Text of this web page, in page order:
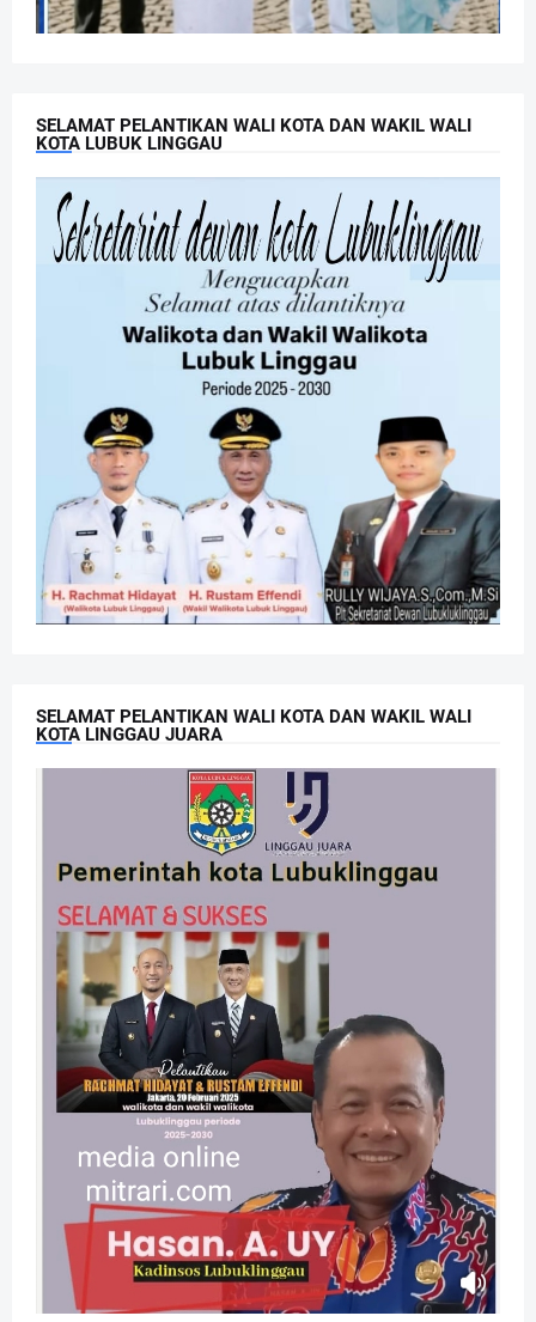
SELAMAT PELANTIKAN WALI KOTA DAN WAKIL WALI
KOTA LUBUK LINGGAU
SELAMAT PELANTIKAN WALI KOTA DAN WAKIL WALI
KOTA LINGGAU JUARA